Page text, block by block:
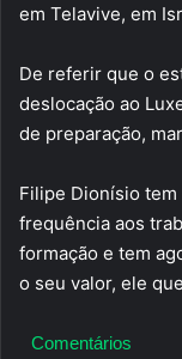
em Telavive, em
De referir que o
deslocação ao
de preparação,
Filipe Dionísio
frequência aos
formação e tem
o seu valor, ele
Comentários